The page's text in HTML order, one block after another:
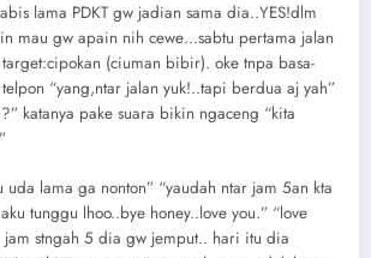
lama PDKT gw jadian sama dia..YES!dlm
mau gw apain nih cewe…sabtu pertama jalan
(ciuman bibir). oke tnpa basa-
“yang,ntar jalan yuk!..tapi berdua aj yah”
katanya pake suara bikin ngaceng “kita
uda lama ga nonton” “yaudah ntar jam 5an kta
tunggu lhoo..bye honey..love you.” “love
jam stngah 5 dia gw jemput.. hari itu dia